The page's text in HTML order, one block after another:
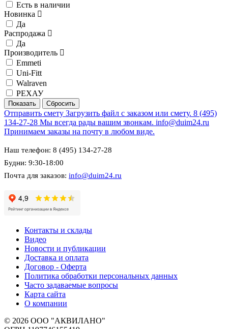
Есть в наличии
Новинка
Да
Распродажа
Да
Производитель
Emmeti
Uni-Fitt
Walraven
РЕХАУ
Отправить смету Загрузить файл с заказом или смету. 8 (495)
134-27-28 Мы всегда рады вашим звонкам. info@duim24.ru
Принимаем заказы на почту в любом виде.
Наш телефон: 8 (495) 134-27-28
Будни: 9:30-18:00
Почта для заказов: info@duim24.ru
Контакты и склады
Видео
Новости и публикации
Доставка и оплата
Договор - Оферта
Политика обработки персональных данных
Часто задаваемые вопросы
Карта сайта
О компании
© 2026 ООО "АКВИЛАНО"